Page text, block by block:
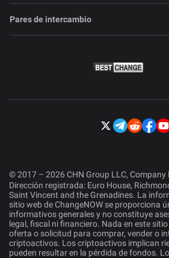
Pares de intercambio
© 2017 – 2026 CHN Group LLC, Company
Dirección registrada: Euro House,
Saint Vincent and the Grenadines. La
sitio web de ChangeNOW se proporciona
informativos generales y no constituye
legal, fiscal ni financiero. Nada en este
oferta o solicitud para comprar, vender o
criptoactivos. Los criptoactivos implican
pueden resultar en la pérdida de fondos.